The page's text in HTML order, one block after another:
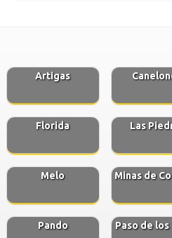
Artigas
Florida Las
Melo Minas de
Pando Paso de